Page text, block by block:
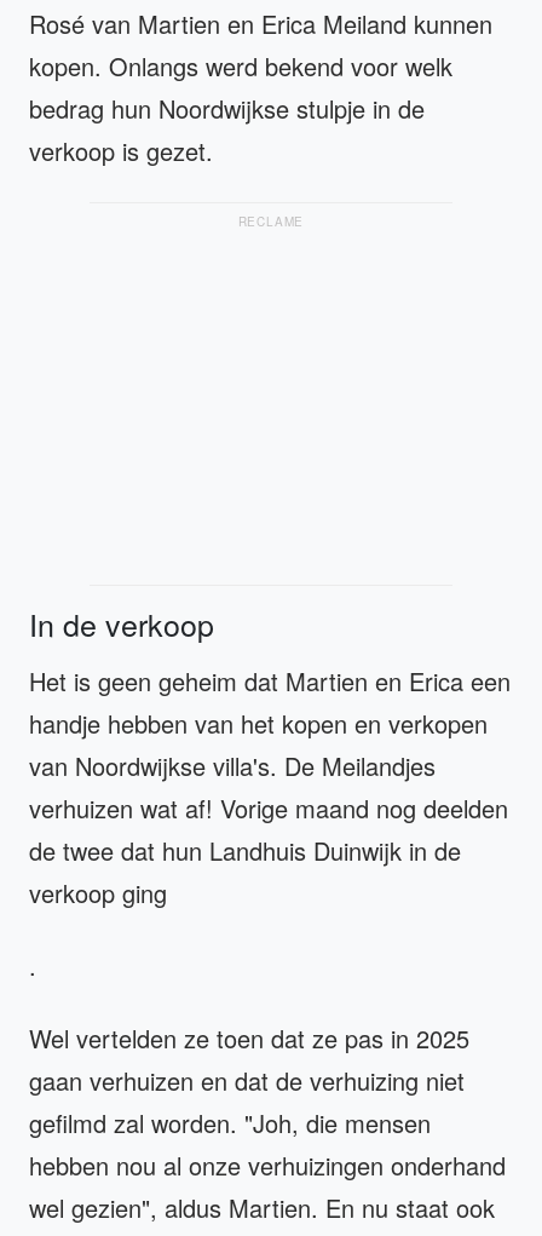
Rosé van Martien en Erica Meiland kunnen
kopen. Onlangs werd bekend voor welk
bedrag hun Noordwijkse stulpje in de
verkoop is gezet.
RECLAME
In de verkoop
Het is geen geheim dat Martien en Erica een
handje hebben van het kopen en verkopen
van Noordwijkse villa's. De Meilandjes
verhuizen wat af! Vorige maand nog deelden
de twee dat hun Landhuis Duinwijk in de
verkoop ging
.
Wel vertelden ze toen dat ze pas in 2025
gaan verhuizen en dat de verhuizing niet
gefilmd zal worden. "Joh, die mensen
hebben nou al onze verhuizingen onderhand
wel gezien", aldus Martien. En nu staat ook